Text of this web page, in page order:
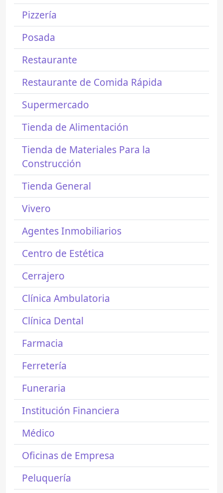
Pizzería
Posada
Restaurante
Restaurante de Comida Rápida
Supermercado
Tienda de Alimentación
Tienda de Materiales Para la
Construcción
Tienda General
Vivero
Agentes Inmobiliarios
Centro de Estética
Cerrajero
Clínica Ambulatoria
Clínica Dental
Farmacia
Ferretería
Funeraria
Institución Financiera
Médico
Oficinas de Empresa
Peluquería